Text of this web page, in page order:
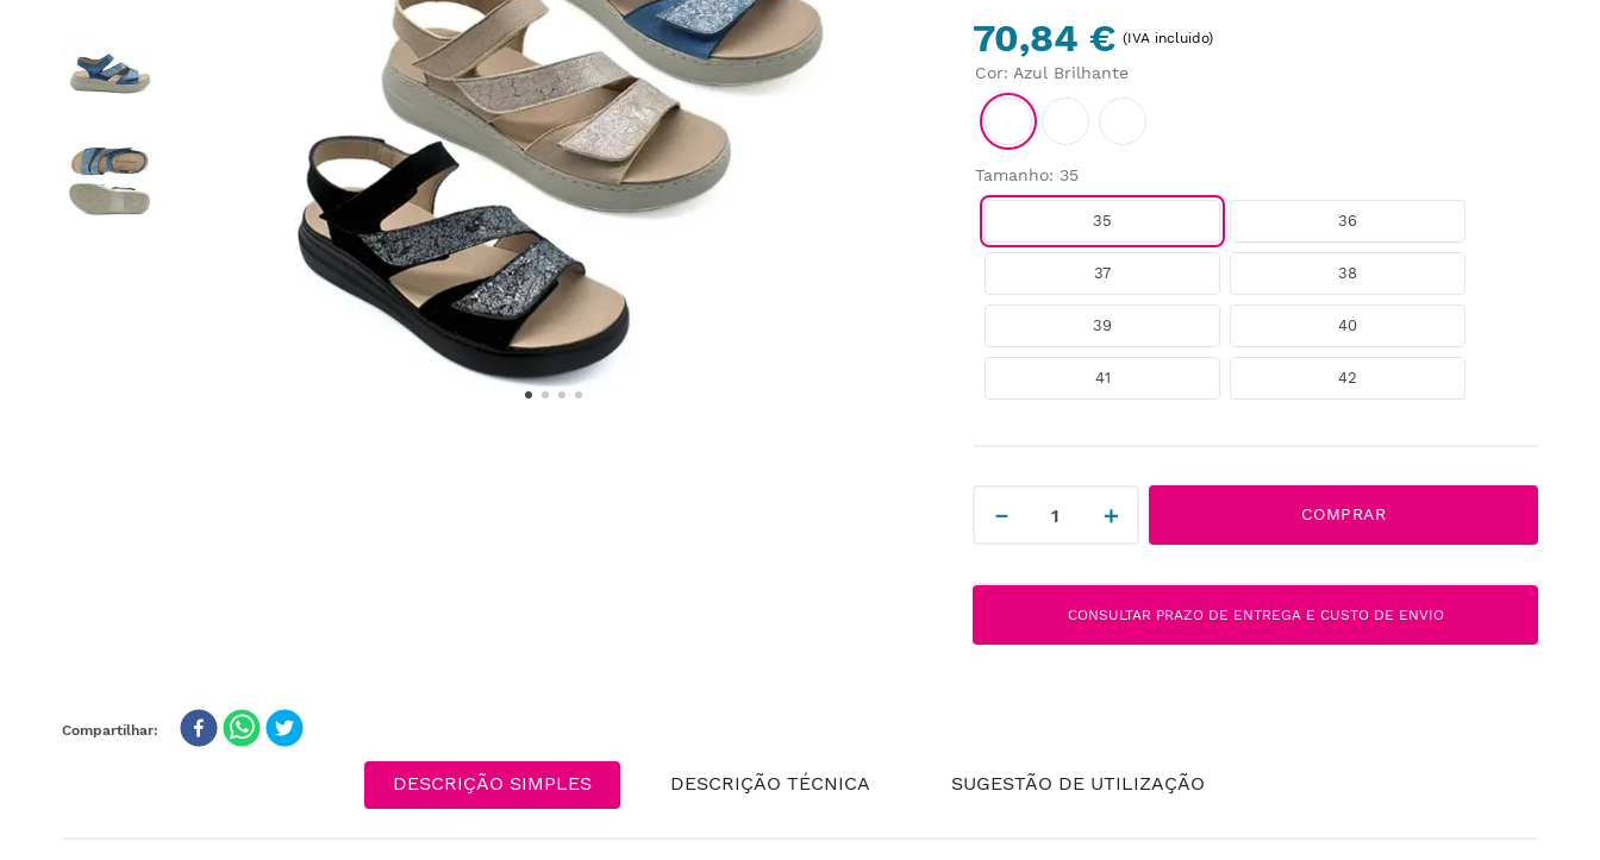
70,84 € (IVA incluido)
Cor: Azul Brilhante
Tamanho: 35
35 36
37 38
39 40
41 42
＋
－ COMPRAR
CONSULTAR PRAZO DE ENTREGA E CUSTO DE ENVIO
DESCRIÇÃO SIMPLES DESCRIÇÃO TÉCNICA SUGESTÃO DE UTILIZAÇÃO